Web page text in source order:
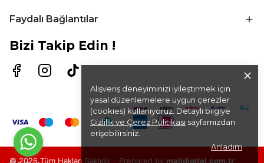
Alışveriş deneyiminizi iyileştirmek için
yasal düzenlemelere uygun çerezler
(cookies) kullanıyoruz. Detaylı bilgiye
Gizlilik ve Çerez Politikası sayfamızdan
erişebilirsiniz.
Anladım
Faydalı Bağlantılar
Bizi Takip Edin !
© 2026 Tüm Hakları Saklıdır - Prepared by malidigital.com.tr